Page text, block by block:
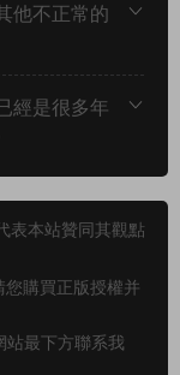
他不正常的
經是很多年
表本站贊同其觀點
購買正版授權并
站最下方聯系我